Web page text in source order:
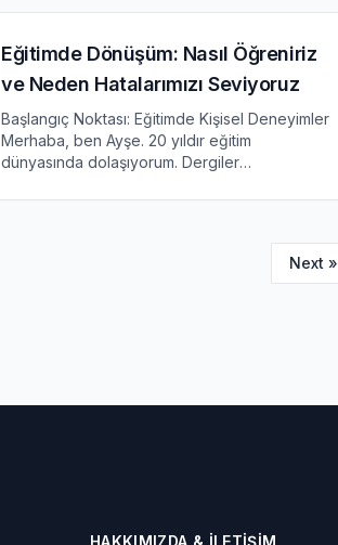
İstanbul&#8217;d...
Eğitimde Dönüşüm: Nasıl Öğreniriz
ve Neden Hatalarımızı Seviyoruz
Başlangıç Noktası: Eğitimde Kişisel Deneyimler
Merhaba, ben Ayşe. 20 yıldır eğitim
dünyasında dolaşıyorum. Dergiler
ki, alot hata yapıyorum. (Komite, bunu
Next »
HAKKIMIZDA & İLETIŞIM